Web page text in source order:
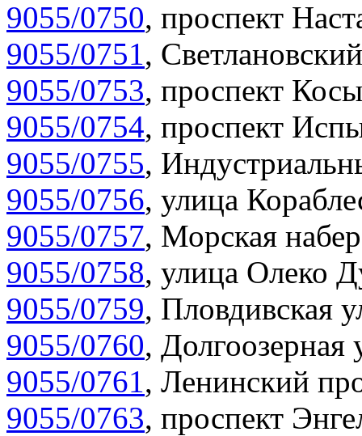
9055/0750, проспект
9055/0751,
9055/0753, проспект
9055/0754, проспект
9055/0755,
9055/0756, улица
9055/0757, Морская
9055/0758, улица Олеко
9055/0759, Пловдивская
9055/0760, Долгоозерная
9055/0761, Ленинский
9055/0763, проспект